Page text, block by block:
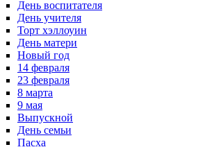
День воспитателя
День учителя
Торт хэллоуин
День матери
Новый год
14 февраля
23 февраля
8 марта
9 мая
Выпускной
День семьи
Пасха